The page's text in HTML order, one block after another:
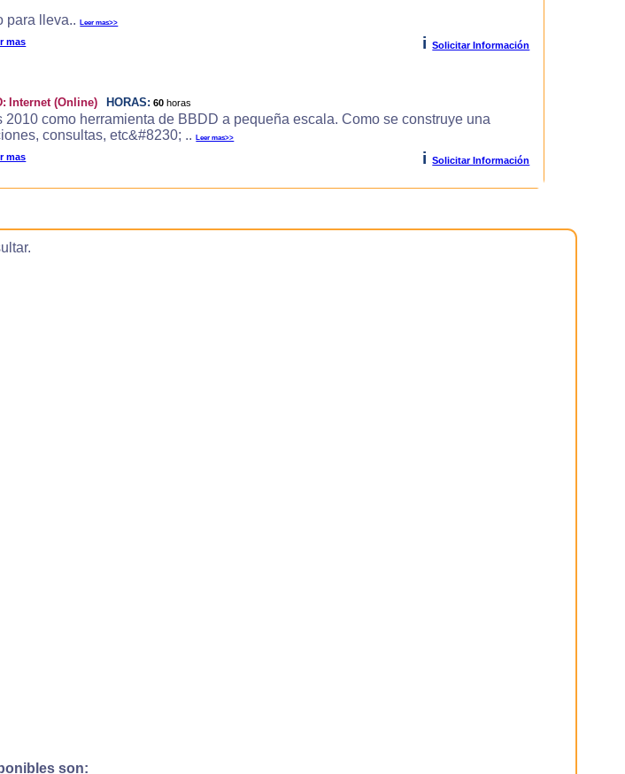
para lleva..Leer mas>>
mas i Solicitar Información
Internet (Online) HORAS: 60 horas
2010 como herramienta de BBDD a pequeña escala. Como se construye una
consultas, etc&#8230; ..Leer mas>>
mas i Solicitar Información
son: